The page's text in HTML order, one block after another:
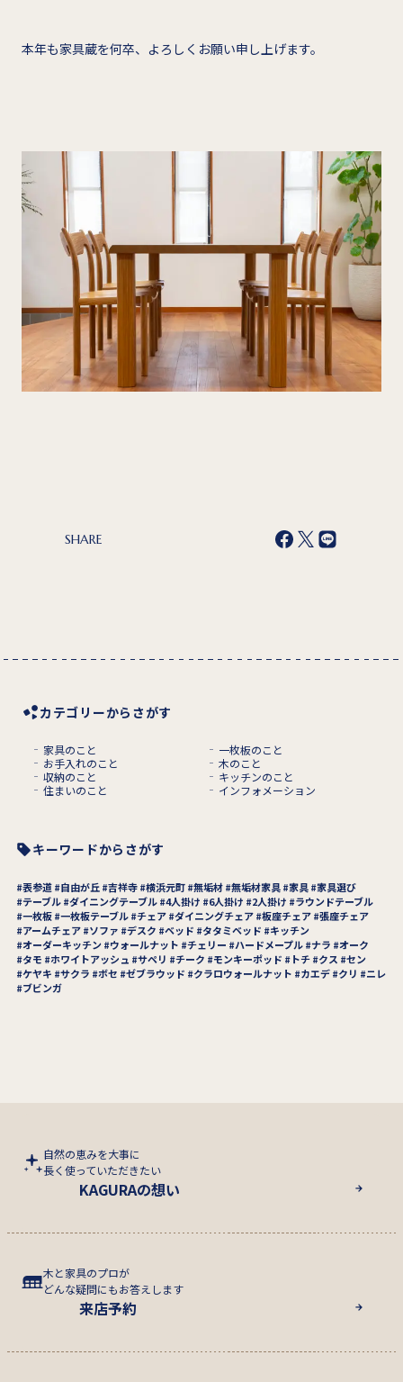
本年も家具蔵を何卒、よろしくお願い申し上げます。
SHARE
カテゴリーからさがす
家具のこと
一枚板のこと
お手入れのこと
木のこと
収納のこと
キッチンのこと
住まいのこと
インフォメーション
キーワードからさがす
表参道 自由が丘 吉祥寺 横浜元町 無垢材 無垢材家具 家具
家具選び
テーブル ダイニングテーブル 4人掛け 6人掛け 2人掛け
ラウンドテーブル
一枚板 一枚板テーブル チェア ダイニングチェア 板座チェア 張座チェア
アームチェア
ソファ デスク ベッド タタミベッド
キッチン
オーダーキッチン
ウォールナット チェリー ハードメープル ナラ
オーク
タモ
ホワイトアッシュ サペリ チーク モンキーポッド トチ クス
セン
ケヤキ
サクラ ボセ ゼブラウッド クラロウォールナット カエデ クリ
ニレ
ブビンガ
自然の恵みを大事に
長く使っていただきたい
KAGURAの想い
木と家具のプロが
どんな疑問にもお答えします
来店予約